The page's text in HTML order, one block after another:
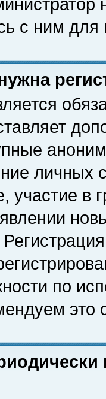
с ним для
личных
участие в
по
это